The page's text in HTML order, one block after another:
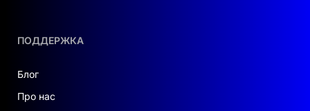
ПОДДЕРЖКА
Блог
Про нас